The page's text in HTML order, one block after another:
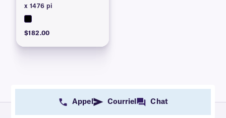
x 1476 pi
$182.00
Appel Courriel Chat